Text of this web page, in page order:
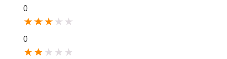
0
★★★ ★ ★
0
★★ ★ ★ ★